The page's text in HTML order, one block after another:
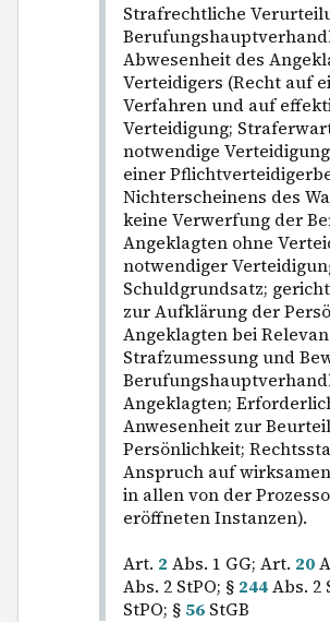
Strafrechtliche
Abwesenheit des
Verteidigers (Recht auf
Verfahren und auf
Verteidigung;
notwendige
einer
Nichterscheinens des
keine Verwerfung der
Angeklagten ohne
notwendiger
Schuldgrundsatz;
zur Aufklärung der
Angeklagten bei
Strafzumessung und
Angeklagten;
Anwesenheit zur
Persönlichkeit;
Anspruch auf
in allen von der
eröffneten Instanzen).
Art. 2 Abs. 1 GG; Art. 20
Abs. 2 StPO; § 244Abs. 2
StPO; § 56 StGB